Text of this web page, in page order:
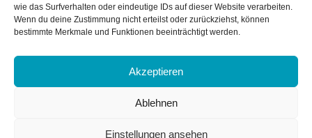
wie das Surfverhalten oder eindeutige IDs auf dieser Website verarbeiten.
Wenn du deine Zustimmung nicht erteilst oder zurückziehst, können
bestimmte Merkmale und Funktionen beeinträchtigt werden.
Akzeptieren
Ablehnen
Einstellungen ansehen